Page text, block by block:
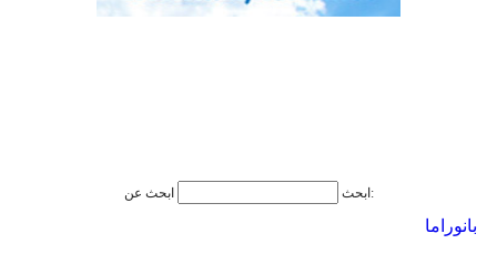
ابحث ابحث عن:
بانوراما